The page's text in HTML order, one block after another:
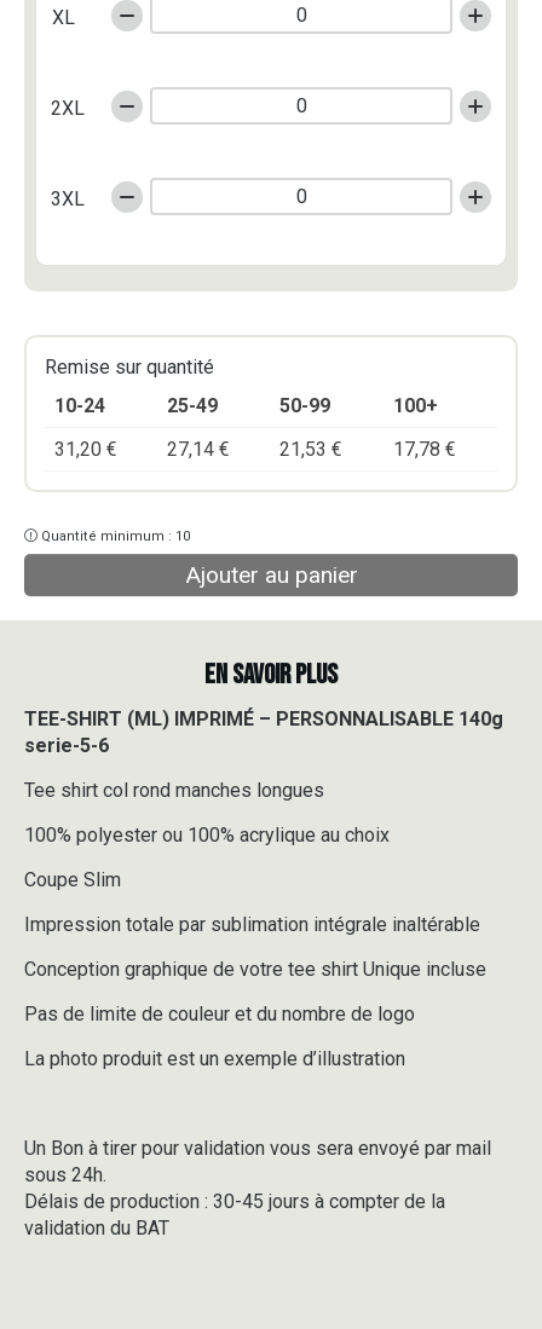
XL
2XL
3XL
Remise sur quantité
10-24
25-49 50-99
100+
31,20 € 27,14 € 21,53 € 17,78 €
Quantité minimum : 10
Ajouter au panier
EN SAVOIR PLUS
TEE-SHIRT (ML) IMPRIMÉ – PERSONNALISABLE 140g
serie-5-6
Tee shirt col rond manches longues
100% polyester ou 100% acrylique au choix
Coupe Slim
Impression totale par sublimation intégrale inaltérable
Conception graphique de votre tee shirt Unique incluse
Pas de limite de couleur et du nombre de logo
La photo produit est un exemple d’illustration
Un Bon à tirer pour validation vous sera envoyé par mail
sous 24h.
Délais de production : 30-45 jours à compter de la
validation du BAT